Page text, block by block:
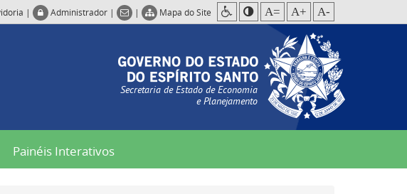
| Administrador | | Mapa do Site A= A+ A-
Secretaria de Estado de Economia
e Planejamento
Painéis Interativos